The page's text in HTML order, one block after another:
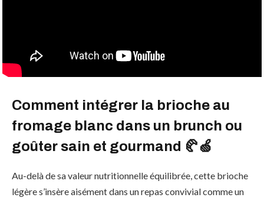
Comment intégrer la brioche au
fromage blanc dans un brunch ou
goûter sain et gourmand 🥐🍏
Au-delà de sa valeur nutritionnelle équilibrée, cette brioche
légère s’insère aisément dans un repas convivial comme un